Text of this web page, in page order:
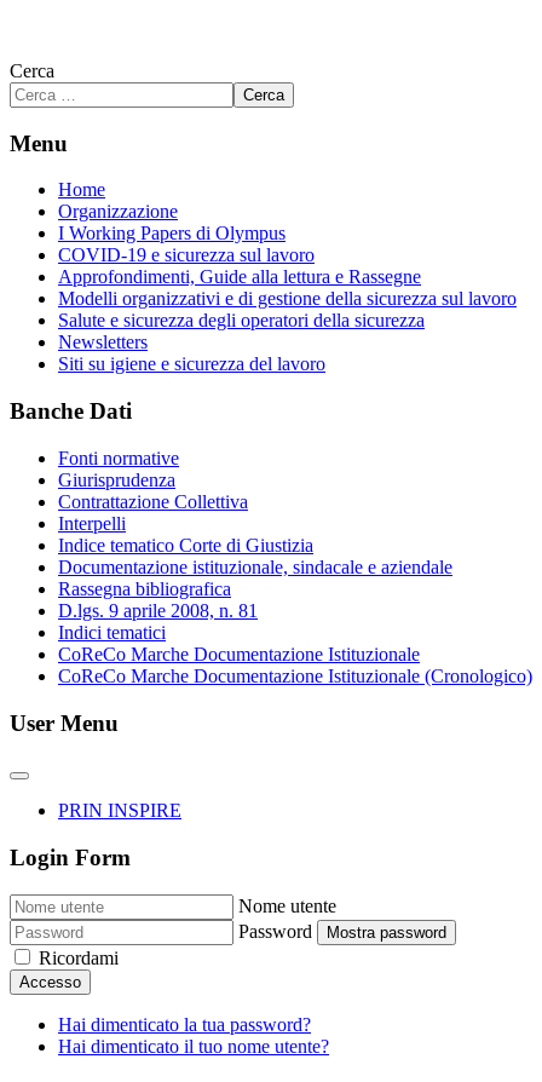
Cerca
Cerca
Menu
Home
Organizzazione
I Working Papers di Olympus
COVID-19 e sicurezza sul lavoro
Approfondimenti, Guide alla lettura e Rassegne
Modelli organizzativi e di gestione della sicurezza sul lavoro
Salute e sicurezza degli operatori della sicurezza
Newsletters
Siti su igiene e sicurezza del lavoro
Banche Dati
Fonti normative
Giurisprudenza
Contrattazione Collettiva
Interpelli
Indice tematico Corte di Giustizia
Documentazione istituzionale, sindacale e aziendale
Rassegna bibliografica
D.lgs. 9 aprile 2008, n. 81
Indici tematici
CoReCo Marche Documentazione Istituzionale
CoReCo Marche Documentazione Istituzionale (Cronologico)
User Menu
PRIN INSPIRE
Login Form
Nome utente
Password
Mostra password
Ricordami
Accesso
Hai dimenticato la tua password?
Hai dimenticato il tuo nome utente?